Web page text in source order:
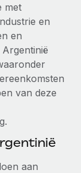
met
en
en
van deze
aan